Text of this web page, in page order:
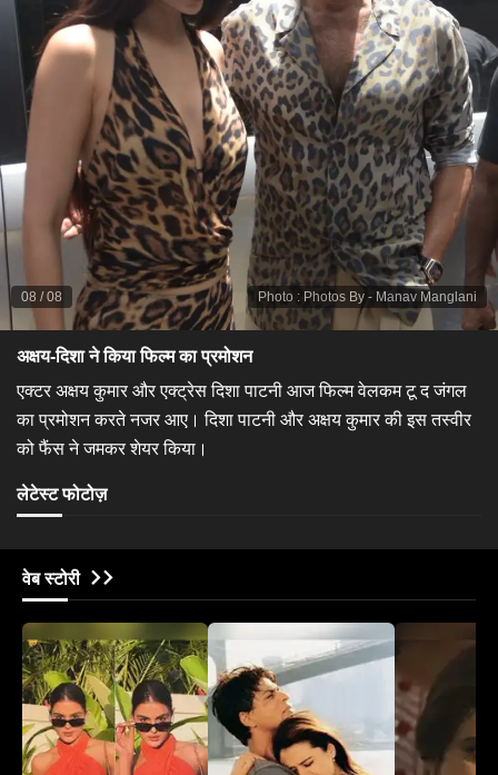
Photo : Photos By - Manav Manglani
08 /08
अक्षय-दिशा ने किया फिल्म का प्रमोशन
एक्टर अक्षय कुमार और एक्ट्रेस दिशा पाटनी आज फिल्म वेलकम टू द जंगल
का प्रमोशन करते नजर आए। दिशा पाटनी और अक्षय कुमार की इस तस्वीर
को फैंस ने जमकर शेयर किया।
लेटेस्ट फोटोज़
वेब स्टोरी